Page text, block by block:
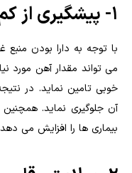
۱- پیشگیری از کم خونی
با توجه به دارا بودن
می تواند مقدار آهن مورد
خوبی تامین نماید. در
آن جلوگیری نماید.
بیماری ها را افزایش می